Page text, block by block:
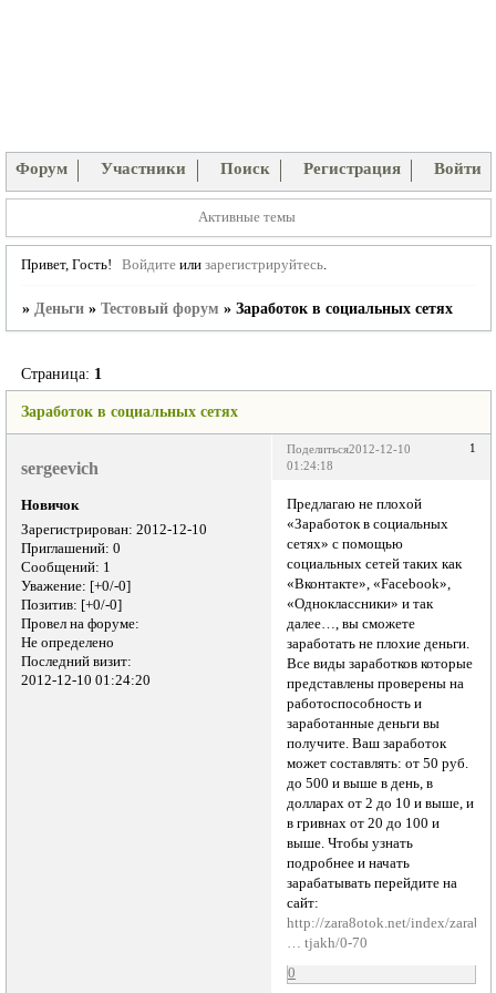
Форум Участники Поиск Регистрация Войти
Активные темы
Привет, Гость! Войдитеили зарегистрируйтесь.
» Деньги » Тестовый форум » Заработок в социальных сетях
Заработок в социальных сетях
Страница: 1
Поделиться 1
2012-12-10
01:24:18
sergeevich
Новичок
Зарегистрирован: 2012-12-10
Приглашений: 0
Сообщений: 1
Уважение: [+0/-0]
Позитив: [+0/-0]
Провел на форуме:
Не определено
Последний визит:
2012-12-10 01:24:20
Предлагаю не плохой
«Заработок в социальных
сетях» с помощью
социальных сетей таких как
«Вконтакте», «Facebook»,
«Одноклассники» и так
далее…, вы сможете
заработать не плохие деньги.
Все виды заработков которые
представлены проверены на
работоспособность и
заработанные деньги вы
получите. Ваш заработок
может составлять: от 50 руб.
до 500 и выше в день, в
долларах от 2 до 10 и выше, и
в гривнах от 20 до 100 и
выше. Чтобы узнать
подробнее и начать
зарабатывать перейдите на
сайт:
http://zara8otok.net/index/
… tjakh/0-70
0